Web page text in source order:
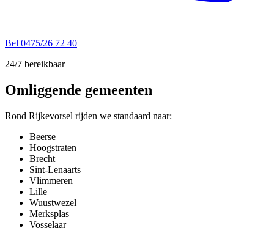
Bel 0475/26 72 40
24/7 bereikbaar
Omliggende gemeenten
Rond Rijkevorsel rijden we standaard naar:
Beerse
Hoogstraten
Brecht
Sint-Lenaarts
Vlimmeren
Lille
Wuustwezel
Merksplas
Vosselaar